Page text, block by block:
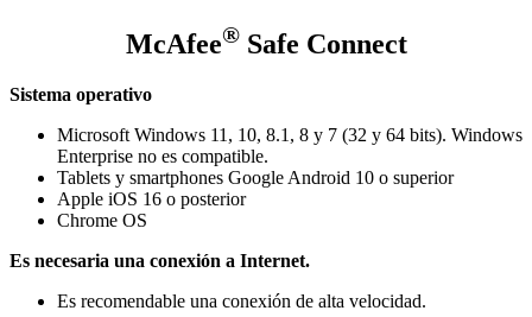
McAfee®Safe Connect
Sistema operativo
Microsoft Windows 11, 10, 8.1, 8 y 7 (32 y 64 bits). Windows
Enterprise no es compatible.
Tablets y smartphones Google Android 10 o superior
Apple iOS 16 o posterior
Chrome OS
Es necesaria una conexión a Internet.
Es recomendable una conexión de alta velocidad.